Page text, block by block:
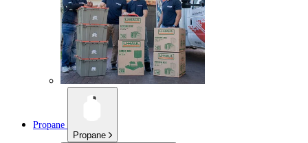
Propane
Propane